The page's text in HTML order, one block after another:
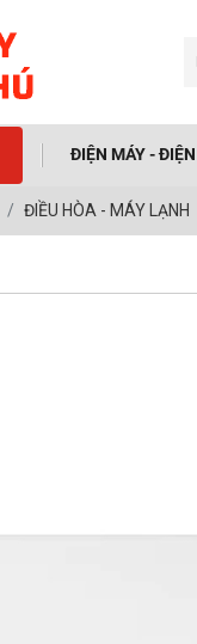
ĐIỆN MÁY -
ĐIỀU HÒA - MÁY LẠNH